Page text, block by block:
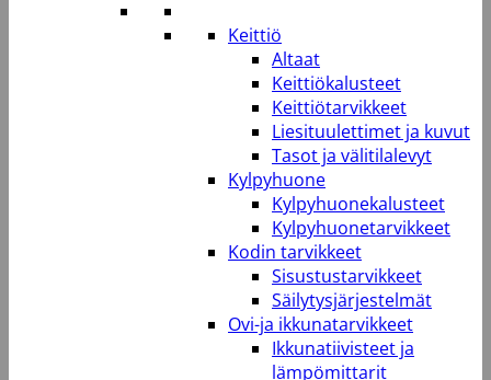
Keittiö
Altaat
Keittiökalusteet
Keittiötarvikkeet
Liesituulettimet ja kuvut
Tasot ja välitilalevyt
Kylpyhuone
Kylpyhuonekalusteet
Kylpyhuonetarvikkeet
Kodin tarvikkeet
Sisustustarvikkeet
Säilytysjärjestelmät
Ovi-ja ikkunatarvikkeet
Ikkunatiivisteet ja
lämpömittarit